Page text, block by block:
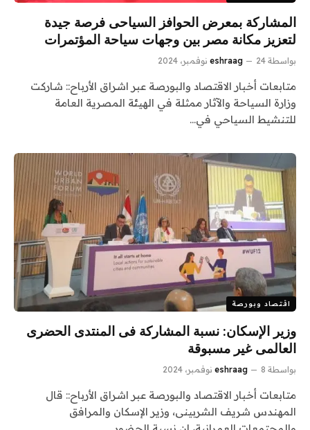
المشاركة بمعرض الحوافز السياحى فرصة جيدة
لتعزيز مكانة مصر بين وجهات سياحة المؤتمرات
بواسطة eshraag 24 نوفمبر، 2024
متابعات أخبار الاقتصاد والبورصة عبر اشراق الأرباح:: شاركت
وزارة السياحة والآثار ممثلة في الهيئة المصرية العامة
للتنشيط السياحي في…
اقتصاد وبورصة
وزير الإسكان: نسبة المشاركة فى المنتدى الحضرى
العالمى غير مسبوقة
بواسطة eshraag 8 نوفمبر، 2024
متابعات أخبار الاقتصاد والبورصة عبر اشراق الأرباح:: قال
المهندس شريف الشربينى، وزير الإسكان والمرافق